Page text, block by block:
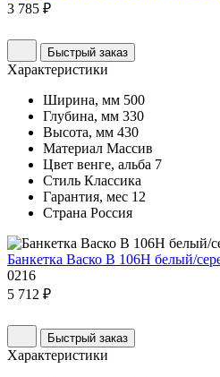
3 785 ₽
Быстрый заказ
Характеристики
Ширина, мм 500
Глубина, мм 330
Высота, мм 430
Материал Массив
Цвет венге, альба 7
Стиль Классика
Гарантия, мес 12
Страна Россия
Банкетка Васко В 106Н белый/
0216
5 712 ₽
Быстрый заказ
Характеристики